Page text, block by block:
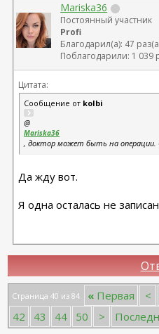
Mariska36
Постоянный участник
Profi
Благодарил(а): 47
Поблагодарили: 1 039
Цитата:
Сообщение от kolbi
@
Mariska36
, доктор может быть на
Да жду вот.
Я одна осталась не
Страница 40 из 84 « Первая <
42
43 44 50 >